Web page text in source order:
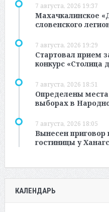
7 августа, 2026 19:37
Махачкалинское
словенского
7 августа, 2026 19:29
Стартовал прием
конкурс «Столица
7 августа, 2026 18:51
Определены
выборах в
7 августа, 2026 18:05
Вынесен приговор
гостиницы у
КАЛЕНДАРЬ